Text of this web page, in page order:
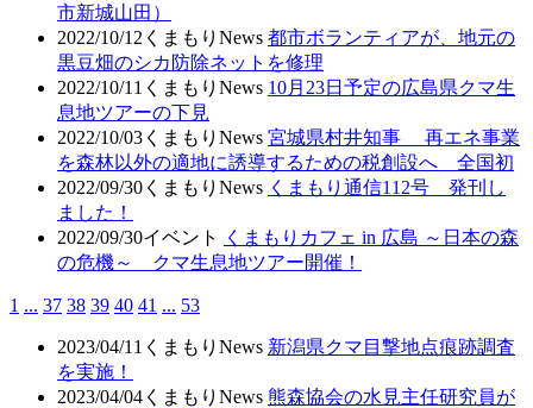
市新城山田）
2022/10/12 くまもりNews 都市ボランティアが、地元の
黒豆畑のシカ防除ネットを修理
2022/10/11 くまもりNews 10月23日予定の広島県クマ生
息地ツアーの下見
2022/10/03 くまもりNews 宮城県村井知事 再エネ事業
を森林以外の適地に誘導するための税創設へ 全国初
2022/09/30 くまもりNews くまもり通信112号 発刊し
ました！
2022/09/30イベント
くまもりカフェ in 広島 ～日本の森
の危機～ クマ生息地ツアー開催！
1 ... 37 38 39 40 41 ... 53
2023/04/11 くまもりNews 新潟県クマ目撃地点痕跡調査
を実施！
2023/04/04 くまもりNews 熊森協会の水見主任研究員が